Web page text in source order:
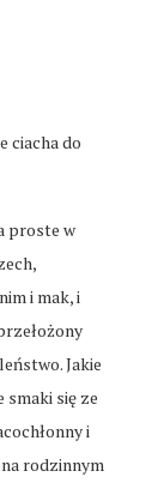
ciacha do
proste w
i mak, i
Jakie
smaki się ze
i
rodzinnym